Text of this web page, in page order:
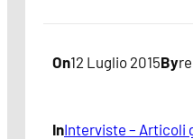
On12 Luglio 2015By
InInterviste – Articoli